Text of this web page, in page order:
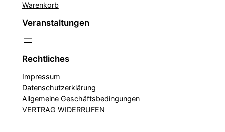
Warenkorb
Veranstaltungen
Rechtliches
Impressum
Datenschutzerklärung
Allgemeine Geschäftsbedingungen
VERTRAG WIDERRUFEN